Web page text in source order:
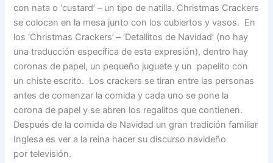
con nata o ‘custard’ – un tipo de natilla. Christmas Crackers
se colocan en la mesa junto con los cubiertos y vasos. En
los ‘Christmas Crackers’ – ‘Detallitos de Navidad’ (no hay
una traducción específica de esta expresión), dentro hay
coronas de papel, un pequeño juguete y un papelito con
un chiste escrito. Los crackers se tiran entre las personas
antes de comenzar la comida y cada uno se pone la
corona de papel y se abren los regalitos que contienen.
Después de la comida de Navidad un gran tradición familiar
Inglesa es ver a la reina hacer su discurso navideño
por televisión.